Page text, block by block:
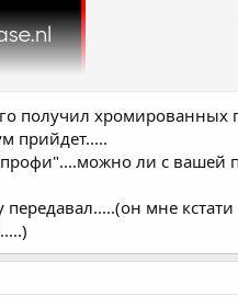
получил
прийдет.....
ли с
передавал.....(он мне